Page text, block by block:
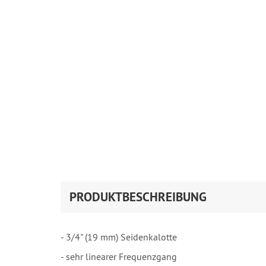
PRODUKTBESCHREIBUNG
- 3/4" (19 mm) Seidenkalotte
- sehr linearer Frequenzgang